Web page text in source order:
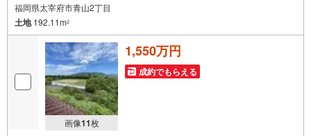
福岡県太宰府市青山2丁目
土地192.11m2
画像11枚
1,550万円
成約でもらえる